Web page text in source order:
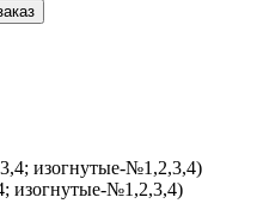
изогнутые-№1,2,3,4)